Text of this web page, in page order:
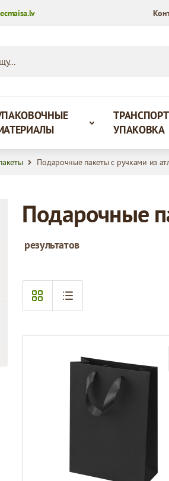
УПАКОВКА
Подарочные пакеты с ручками из
Подарочные
результатов